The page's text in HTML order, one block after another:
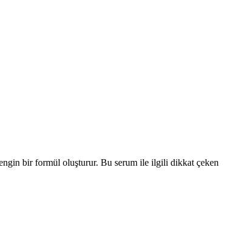
bir formül oluşturur. Bu serum ile ilgili dikkat çeken